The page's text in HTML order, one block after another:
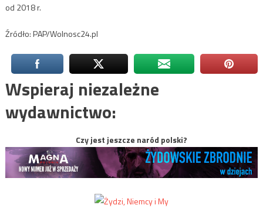
od 2018 r.
Źródło: PAP/Wolnosc24.pl
Wspieraj niezależne
wydawnictwo:
Czy jest jeszcze naród polski?